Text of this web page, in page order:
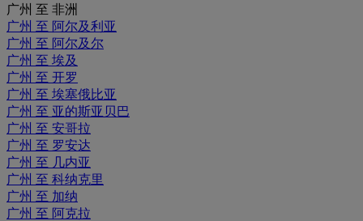
广州 至 非洲
广州 至 阿尔及利亚
广州 至 阿尔及尔
广州 至 埃及
广州 至 开罗
广州 至 埃塞俄比亚
广州 至 亚的斯亚贝巴
广州 至 安哥拉
广州 至 罗安达
广州 至 几内亚
广州 至 科纳克里
广州 至 加纳
广州 至 阿克拉